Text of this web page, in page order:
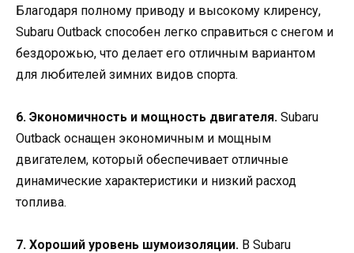
Благодаря полному приводу и высокому клиренсу,
Subaru Outback способен легко справиться с снегом и
бездорожью, что делает его отличным вариантом
для любителей зимних видов спорта.
6. Экономичность и мощность двигателя. Subaru
Outback оснащен экономичным и мощным
двигателем, который обеспечивает отличные
динамические характеристики и низкий расход
топлива.
7. Хороший уровень шумоизоляции. В Subaru